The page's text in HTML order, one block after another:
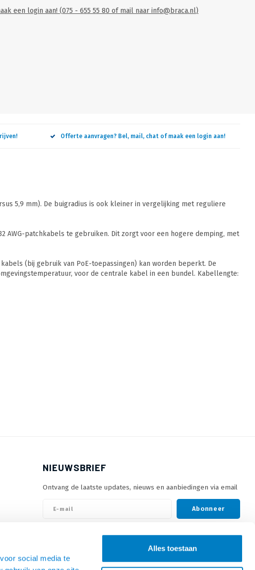
social media te
Alles toestaan
een login aan! (075 - 655 55 80 of mail naar info@braca.nl)
Offerte aanvragen? Bel, mail, chat of maak een login aan!
5,9 mm). De buigradius is ook kleiner in vergelijking met reguliere
AWG-patchkabels te gebruiken. Dit zorgt voor een hogere demping, met
(bij gebruik van PoE-toepassingen) kan worden beperkt. De
voor de centrale kabel in een bundel. Kabellengte:
NIEUWSBRIEF
Ontvang de laatste updates, nieuws en aanbiedingen via email
Abonneer